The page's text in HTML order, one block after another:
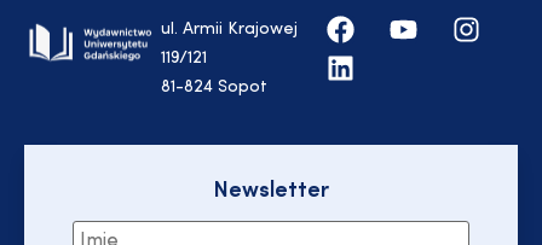
ul. Armii Krajowej
119/121
81-824 Sopot
Newsletter